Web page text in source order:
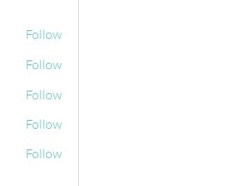
Follow
Follow
Follow
Follow
Follow